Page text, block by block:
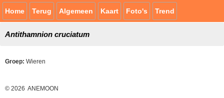
Home Terug Algemeen Kaart Foto's Trend
Antithamnion cruciatum
Groep: Wieren
© 2026 ANEMOON